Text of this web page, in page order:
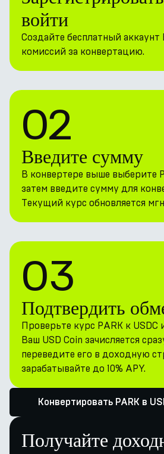
войти
Создайте бесплатный аккаунт
комиссий за конвертацию.
02
Введите сумму
В конвертере выше выберите
затем введите сумму для
Текущий курс обновляется
03
Подтвердить
Проверьте курс PARK к USDC
Ваш USD Coin зачисляется
переведите его в доходную
зарабатывайте до 10% APY.
Конвертировать PARK в
Получайте